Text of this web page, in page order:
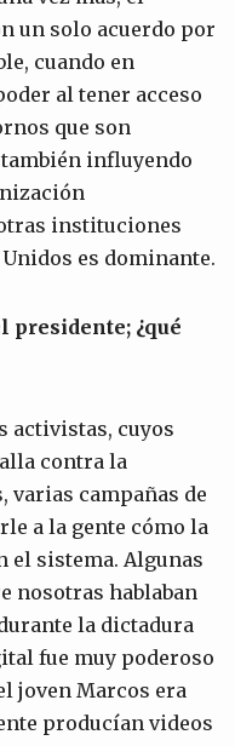
un solo acuerdo por
cuando en
al tener acceso
que son
influyendo
instituciones
es dominante.
presidente; ¿qué
activistas, cuyos
contra la
varias campañas de
a la gente cómo la
el sistema. Algunas
nosotras hablaban
la dictadura
fue muy poderoso
joven Marcos era
producían videos